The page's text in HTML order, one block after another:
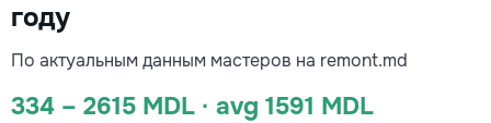
году
По актуальным данным мастеров на remont.md
334 – 2615 MDL · avg 1591 MDL